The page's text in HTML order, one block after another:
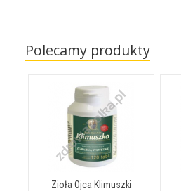
Polecamy produkty
Zioła Ojca Klimuszki